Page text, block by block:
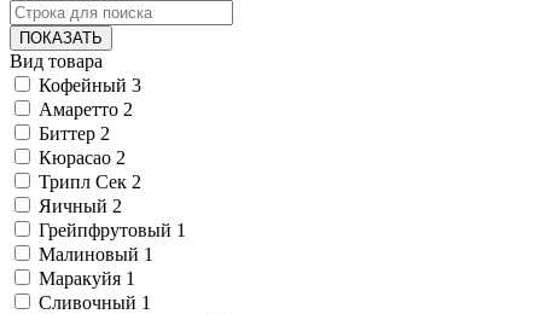
ПОКАЗАТЬ
Вид товара
Кофейный 3
Амаретто 2
Биттер 2
Кюрасао 2
Трипл Сек 2
Яичный 2
Грейпфрутовый 1
Малиновый 1
Маракуйя 1
Сливочный 1